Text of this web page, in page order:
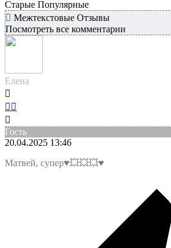
Старые Популярные
Межтекстовые Отзывы
Посмотреть все комментарии
Елена
Гость
20.04.2025 13:46
Матвей, супер♥️💥💥💥♥️